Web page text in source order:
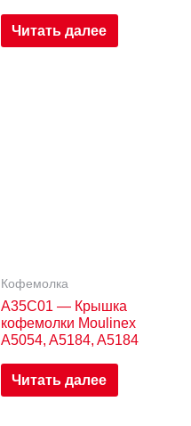
Читать далее
Кофемолка
A35C01 — Крышка
кофемолки Moulinex
A5054, A5184, A5184
Читать далее